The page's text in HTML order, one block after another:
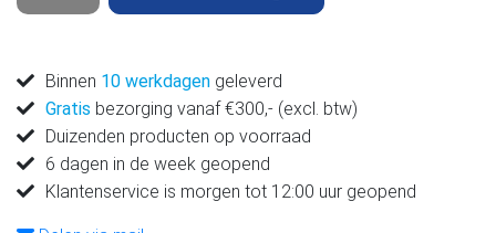
Binnen 10 werkdagen geleverd
Gratis bezorging vanaf €300,- (excl. btw)
Duizenden producten op voorraad
6 dagen in de week geopend
Klantenservice is morgen tot 12:00 uur geopend